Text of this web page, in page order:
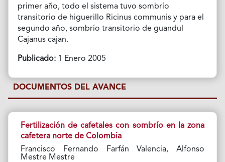
primer año, todo el sistema tuvo sombrío
transitorio de higuerillo Ricinus communis y para el
segundo año, sombrío transitorio de guandul
Cajanus cajan.
Publicado:1 Enero 2005
DOCUMENTOS DEL AVANCE
Fertilización de cafetales con sombrío en la zona
cafetera norte de Colombia
Francisco Fernando Farfán Valencia, Alfonso
Mestre Mestre